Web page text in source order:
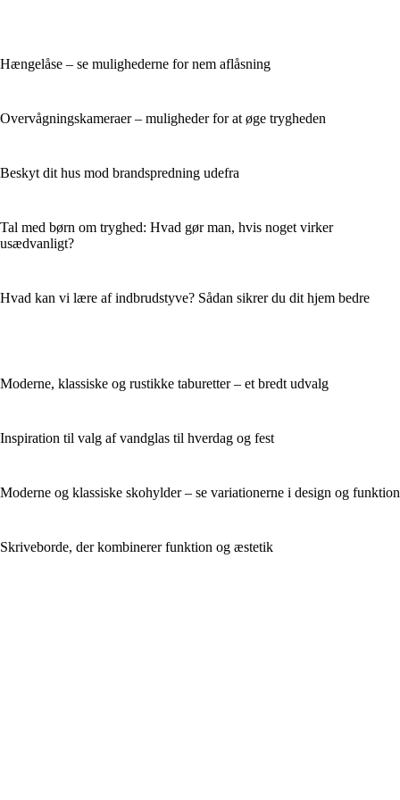
Hængelåse – se mulighederne for nem aflåsning
Overvågningskameraer – muligheder for at øge trygheden
Beskyt dit hus mod brandspredning udefra
Tal med børn om tryghed: Hvad gør man, hvis noget virker
usædvanligt?
Hvad kan vi lære af indbrudstyve? Sådan sikrer du dit hjem bedre
Moderne, klassiske og rustikke taburetter – et bredt udvalg
Inspiration til valg af vandglas til hverdag og fest
Moderne og klassiske skohylder – se variationerne i design og funktion
Skriveborde, der kombinerer funktion og æstetik